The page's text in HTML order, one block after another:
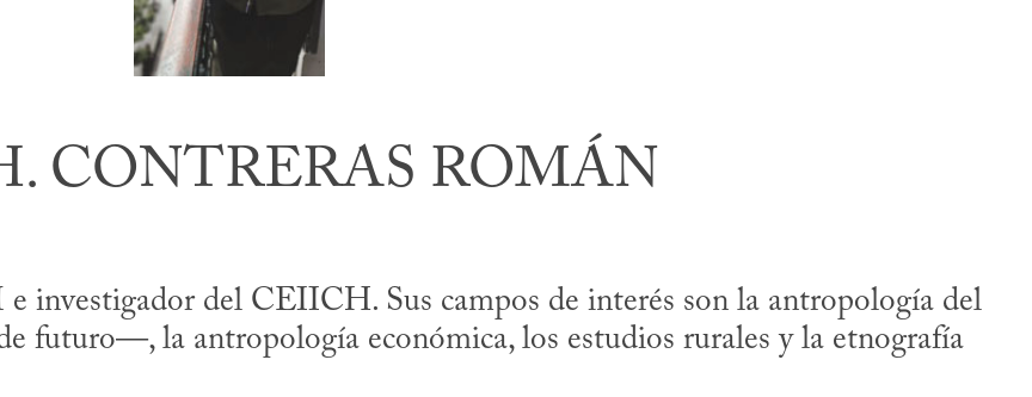
CONTRERAS ROMÁN
investigador del CEIICH. Sus campos de interés son la antropología del
futuro—, la antropología económica, los estudios rurales y la etnografía